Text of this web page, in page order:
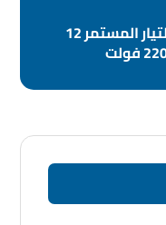
تصميم وتنفيذ دارة لتحويل التيار المستمر 12